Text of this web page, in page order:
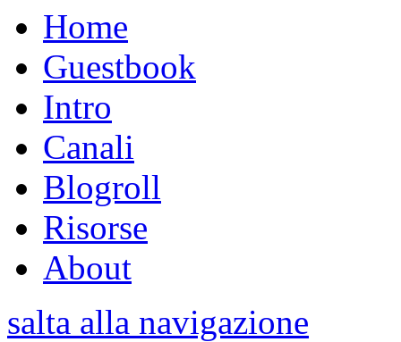
Home
Guestbook
Intro
Canali
Blogroll
Risorse
About
salta alla navigazione